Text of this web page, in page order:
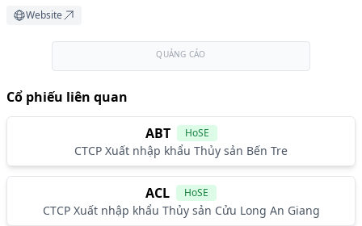
Website
QUẢNG CÁO
Cổ phiếu liên quan
ABT HoSE
CTCP Xuất nhập khẩu Thủy sản Bến Tre
ACL HoSE
CTCP Xuất nhập khẩu Thủy sản Cửu Long An Giang